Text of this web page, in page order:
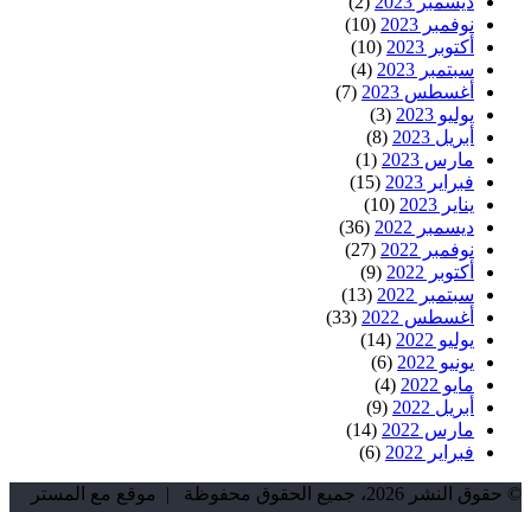
نوفمبر 2023
(10)
أكتوبر 2023
(10)
سبتمبر 2023
(4)
أغسطس 2023
(7)
يوليو 2023
(3)
أبريل 2023
(8)
مارس 2023
(1)
فبراير 2023
(15)
يناير 2023
(10)
ديسمبر 2022
(36)
نوفمبر 2022
(27)
أكتوبر 2022
(9)
سبتمبر 2022
(13)
أغسطس 2022
(33)
يوليو 2022
(14)
يونيو 2022
(6)
مايو 2022
(4)
أبريل 2022
(9)
مارس 2022
(14)
فبراير 2022
(6)
© حقوق النشر 2026، جميع الحقوق محفوظة | موقع مع المستر